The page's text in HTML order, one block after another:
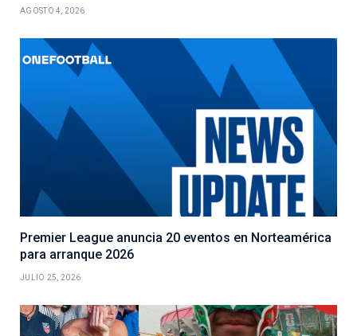
AGOSTO 4, 2026
Premier League anuncia 20 eventos en Norteamérica
para arranque 2026
JULIO 25, 2026